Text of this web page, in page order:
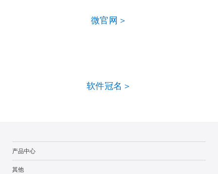
微官网＞
软件冠名＞
产品中心
其他